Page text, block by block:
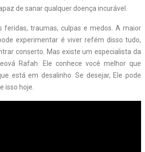
de sanar qualquer doença incurável.
feridas, traumas, culpas e medos. A maior
experimentar é viver refém disso tudo,
conserto. Mas existe um especialista da
Rafah. Ele conhece você melhor que
está em desalinho. Se desejar, Ele pode
isso hoje.